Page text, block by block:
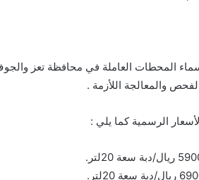
والمعالجة اللأزمة .
الرسمية كما يلي :